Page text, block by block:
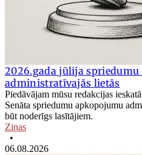
2026.gada jūlija spriedumu
administratīvajās lietās
Piedāvājam mūsu redakcijas
Senāta spriedumu apkopojumu
būt noderīgs lasītājiem.
Ziņas
•
06.08.2026